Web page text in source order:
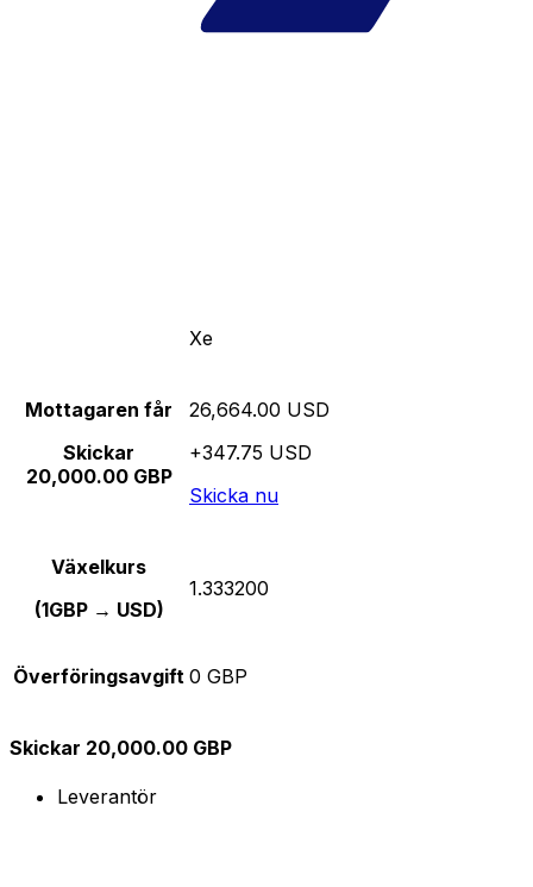
Xe
Mottagaren får
Skickar
20,000.00 GBP
26,664.00 USD
+347.75 USD
Skicka nu
Växelkurs
(1GBP → USD)
1.333200
Överföringsavgift 0 GBP
Skickar 20,000.00 GBP
Leverantör